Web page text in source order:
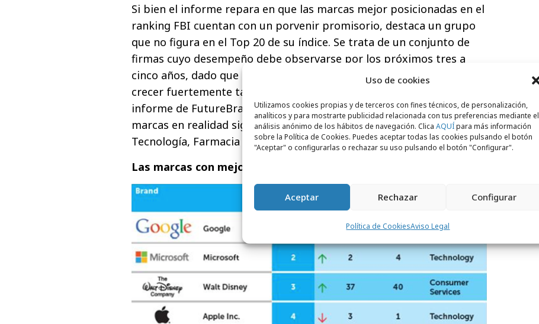
Uso de cookies
Utilizamos cookies propias y de terceros con fines técnicos, de personalización,
analíticos y para mostrarte publicidad relacionada con tus preferencias mediante el
análisis anónimo de los hábitos de navegación. Clica AQUÍpara más información
sobre la Política de Cookies. Puedes aceptar todas las cookies pulsando el botón
"Aceptar" o configurarlas o rechazar su uso pulsando el botón "Configurar".
Aceptar Rechazar Configurar
Política de CookiesAviso Legal
Si bien el informe repara en que las marcas mejor posicionadas en el
ranking FBI cuentan con un porvenir promisorio, destaca un grupo
que no figura en el Top 20 de su índice. Se trata de un conjunto de
firmas cuyo desempeño debe observarse por los próximos tres a
cinco años, dado que presentan un potencial suficiente como para
crecer fuertemente tanto en el FBI como en su valoración bursátil. El
informe de FutureBrand resalta que esta nómina especial de ocho
marcas en realidad significa que de cara al futuro, las marcas de
Tecnología, Farmacia y Ciencia tendrán desempeños destacados.
Las marcas con mejor índice de percepción de fortaleza